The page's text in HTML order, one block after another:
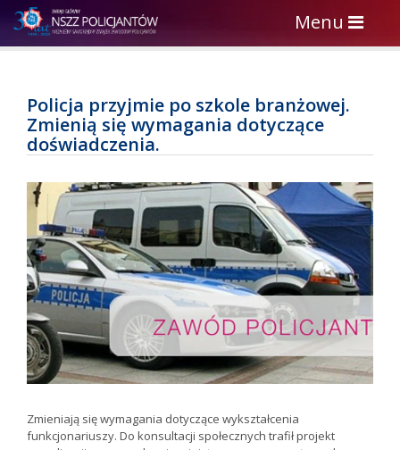
Toggle
navigation
Menu
Policja przyjmie po szkole branżowej.
Zmienią się wymagania dotyczące
doświadczenia.
Zmieniają się wymagania dotyczące wykształcenia
funkcjonariuszy. Do konsultacji społecznych trafił projekt